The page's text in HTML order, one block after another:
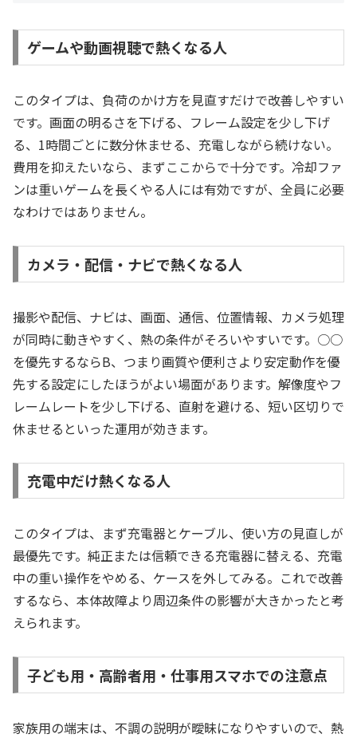
ゲームや動画視聴で熱くなる人
このタイプは、負荷のかけ方を見直すだけで改善しやすい
です。画面の明るさを下げる、フレーム設定を少し下げ
る、1時間ごとに数分休ませる、充電しながら続けない。
費用を抑えたいなら、まずここからで十分です。冷却ファ
ンは重いゲームを長くやる人には有効ですが、全員に必要
なわけではありません。
カメラ・配信・ナビで熱くなる人
撮影や配信、ナビは、画面、通信、位置情報、カメラ処理
が同時に動きやすく、熱の条件がそろいやすいです。○○
を優先するならB、つまり画質や便利さより安定動作を優
先する設定にしたほうがよい場面があります。解像度やフ
レームレートを少し下げる、直射を避ける、短い区切りで
休ませるといった運用が効きます。
充電中だけ熱くなる人
このタイプは、まず充電器とケーブル、使い方の見直しが
最優先です。純正または信頼できる充電器に替える、充電
中の重い操作をやめる、ケースを外してみる。これで改善
するなら、本体故障より周辺条件の影響が大きかったと考
えられます。
子ども用・高齢者用・仕事用スマホでの注意点
家族用の端末は、不調の説明が曖昧になりやすいので、熱